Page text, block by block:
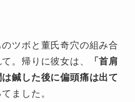
ツボと董氏奇穴の組み合
。帰りに彼女は、
「首肩
鍼した後に偏頭痛は出て
ました。